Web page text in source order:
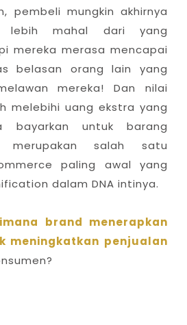
pembeli mungkin akhirnya
lebih mahal dari yang
mereka merasa mencapai
belasan orang lain yang
mereka! Dan nilai
melebihi uang ekstra yang
bayarkan untuk barang
merupakan salah satu
paling awal yang
dalam DNA intinya.
brand menerapkan
meningkatkan penjualan